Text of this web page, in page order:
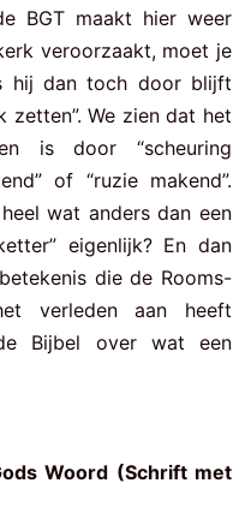
BGT maakt hier weer
veroorzaakt, moet je
hij dan toch door blijft
We zien dat het
is door “scheuring
of “ruzie makend”.
wat anders dan een
eigenlijk? En dan
die de Rooms-
verleden aan heeft
Bijbel over wat een
Woord (Schrift met